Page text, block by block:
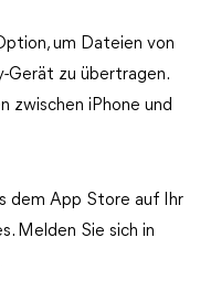
um Dateien von
Gerät zu übertragen.
zwischen iPhone und
dem App Store auf Ihr
Melden Sie sich in